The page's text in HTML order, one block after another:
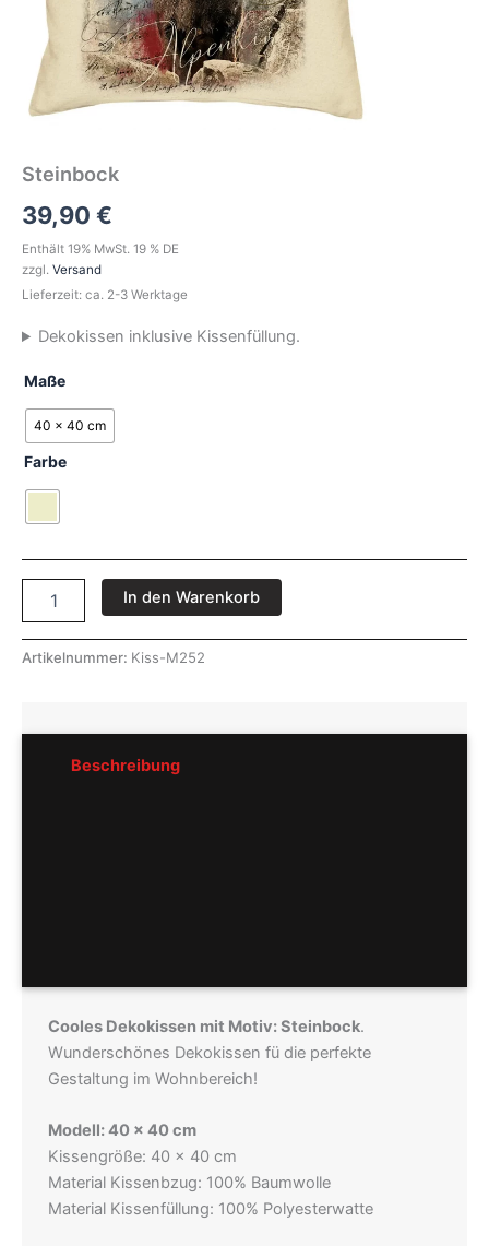
Steinbock
39,90 €
Enthält 19% MwSt. 19 % DE
zzgl. Versand
Lieferzeit: ca. 2-3 Werktage
Dekokissen inklusive Kissenfüllung.
Maße
40 x 40 cm
Farbe
In den Warenkorb
Artikelnummer: Kiss-M252
Beschreibung
Cooles Dekokissen mit Motiv: Steinbock.
Wunderschönes Dekokissen fü die perfekte
Gestaltung im Wohnbereich!
Modell: 40 x 40 cm
Kissengröße: 40 x 40 cm
Material Kissenbzug: 100% Baumwolle
Material Kissenfüllung: 100% Polyesterwatte